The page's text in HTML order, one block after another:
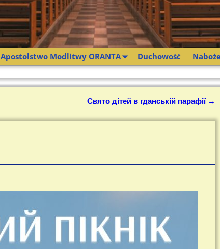
Apostolstwo Modlitwy ORANTA Duchowość
Свято дітей в гданській парафії →